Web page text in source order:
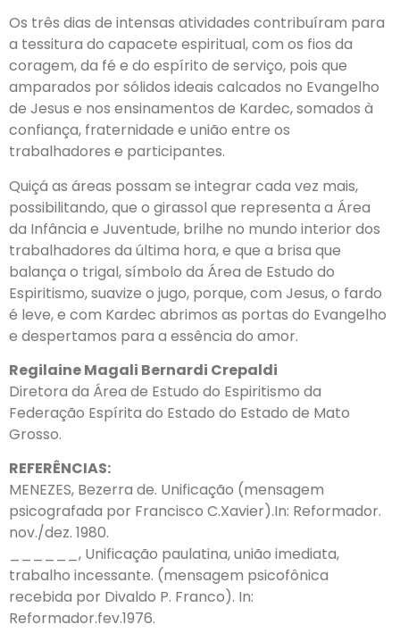
Os três dias de intensas atividades contribuíram para
a tessitura do capacete espiritual, com os fios da
coragem, da fé e do espírito de serviço, pois que
amparados por sólidos ideais calcados no Evangelho
de Jesus e nos ensinamentos de Kardec, somados à
confiança, fraternidade e união entre os
trabalhadores e participantes.
Quiçá as áreas possam se integrar cada vez mais,
possibilitando, que o girassol que representa a Área
da Infância e Juventude, brilhe no mundo interior dos
trabalhadores da última hora, e que a brisa que
balança o trigal, símbolo da Área de Estudo do
Espiritismo, suavize o jugo, porque, com Jesus, o fardo
é leve, e com Kardec abrimos as portas do Evangelho
e despertamos para a essência do amor.
Regilaine Magali Bernardi Crepaldi
Diretora da Área de Estudo do Espiritismo da
Federação Espírita do Estado do Estado de Mato
Grosso.
REFERÊNCIAS:
MENEZES, Bezerra de. Unificação (mensagem
psicografada por Francisco C.Xavier).In: Reformador.
nov./dez. 1980.
______, Unificação paulatina, união imediata,
trabalho incessante. (mensagem psicofônica
recebida por Divaldo P. Franco). In:
Reformador.fev.1976.